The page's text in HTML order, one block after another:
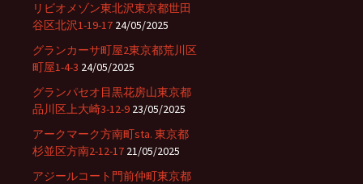
リビオメゾン東北沢東京都世田
谷区北沢1-19-17 24/05/2025
グランカーサ町屋2東京都荒川区
町屋1-4-3 24/05/2025
グランパセオ目黒花房山東京都
品川区上大崎3-12-9 23/05/2025
アークマーク方南町sta. 東京都
杉並区方南2-12-17 21/05/2025
アジールコート門前仲町東京都